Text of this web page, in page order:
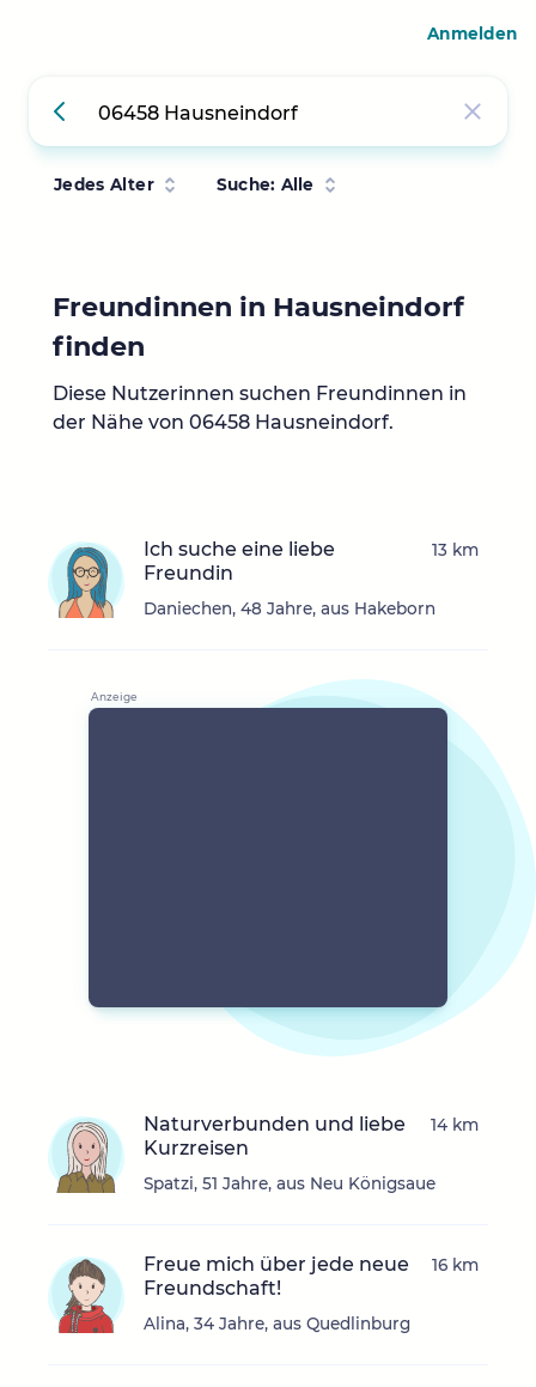
Jedes Alter Suche: Alle
Freundinnen in Hausneindorf
finden
Diese Nutzerinnen suchen Freundinnen in
der Nähe von 06458 Hausneindorf.
Ich suche eine liebe
Freundin
Daniechen, 48 Jahre, aus Hakeborn
13 km
Naturverbunden und liebe
Kurzreisen
Spatzi, 51 Jahre, aus Neu Königsaue
14 km
Freue mich über jede neue
Freundschaft!
Alina, 34 Jahre, aus Quedlinburg
16 km
Anmelden